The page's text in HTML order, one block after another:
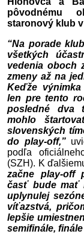
pôvodnému
staronový klub
“Na porade
všetkých
vedenia oboch
zmeny až na
Keďže
len pre tento
posledné dva
mohlo
slovenských
do play-off,”
podľa
(SZH). K
začne play-off
časť bude mať
uplynulej
víťazstvá,
lepšie
semifinále,